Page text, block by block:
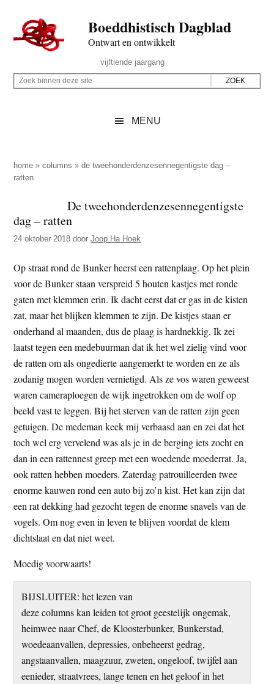
naar
de
inhoud
secondary
naar
de
sidebar
naar
de
Boeddhistisch Dagblad
Ontwart en ontwikkelt
Rechts
vijftiende jaargang
Z
p
d
z
e
i
t
e
Z
i
n
n
d
z
e
s
i
t
e
MENU
home »columns »de tweehonderdenzesennegentigste dag –
ratten
De tweehonderdenzesennegentigste
dag – ratten
24 oktober 2018 doorJoop Ha Hoek
Op straat rond de Bunker heerst een rattenplaag. Op het plein
voor de Bunker staan verspreid 5 houten kastjes met ronde
gaten met klemmen erin. Ik dacht eerst dat er gas in de kisten
zat, maar het blijken klemmen te zijn. De kistjes staan er
onderhand al maanden, dus de plaag is hardnekkig. Ik zei
laatst tegen een medebuurman dat ik het wel zielig vind voor
de ratten om als ongedierte aangemerkt te worden en ze als
zodanig mogen worden vernietigd. Als ze vos waren geweest
waren cameraploegen de wijk ingetrokken om de wolf op
beeld vast te leggen. Bij het sterven van de ratten zijn geen
getuigen. De medeman keek mij verbaasd aan en zei dat het
toch wel erg vervelend was als je in de berging iets zocht en
dan in een rattennest greep met een woedende moederrat. Ja,
ook ratten hebben moeders. Zaterdag patrouilleerden twee
enorme kauwen rond een auto bij zo’n kist. Het kan zijn dat
een rat dekking had gezocht tegen de enorme snavels van de
vogels. Om nog even in leven te blijven voordat de klem
dichtslaat en dat niet weet.
Moedig voorwaarts!
BIJSLUITER: het lezen van
deze columns kan leiden tot groot geestelijk ongemak,
heimwee naar Chef, de Kloosterbunker, Bunkerstad,
woedeaanvallen, depressies, onbeheerst gedrag,
angstaanvallen, maagzuur, zweten, ongeloof, twijfel aan
eenieder, straatvrees, lange tenen en het geloof in het